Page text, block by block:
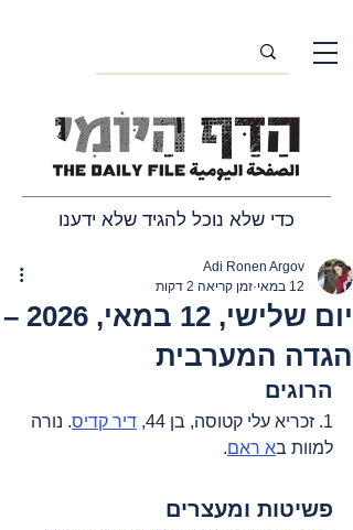
כדי שלא נוכל להגיד שלא ידענו
יום שלישי, 12 במאי, 2026 –
הגדה המערבית
Adi Ronen Argov
12 במאי
זמן קריאה 2 דקות
הרוגים
1. זכריא עלי קטוסה, בן 44, דיר קדיס. נורה
למוות בא ראם.
פשיטות ומעצרים